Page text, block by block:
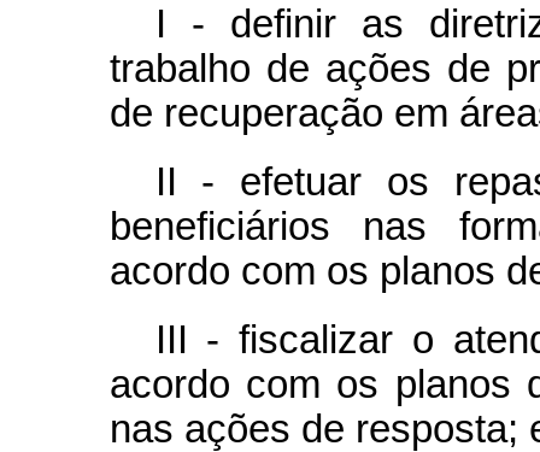
I - definir as
trabalho de ações de
de recuperação em
II - efetuar os
beneficiários nas
acordo com os planos
III - fiscalizar o
acordo com os planos
nas ações de resposta;